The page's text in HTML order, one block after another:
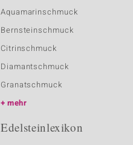
Aquamarinschmuck
Bernsteinschmuck
Citrinschmuck
Diamantschmuck
Granatschmuck
mehr
Edelsteinlexikon